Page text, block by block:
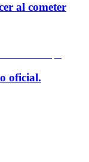
al cometer
oficial.